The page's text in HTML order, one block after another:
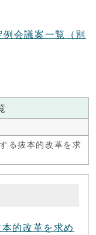
会議案一覧
（別
る抜本的改革を求
的改革を求め